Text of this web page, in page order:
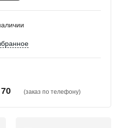
(заказ по телефону)